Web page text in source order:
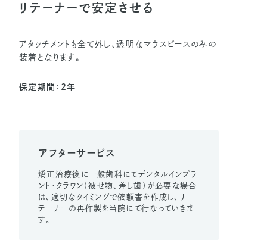
リテーナーで安定させる
アタッチメントも全て外し、透明なマウスピースのみの
装着となります。
保定期間：2年
アフターサービス
矯正治療後に一般歯科にてデンタルインプラ
ント・クラウン（被せ物、差し歯）が必要な場合
は、適切なタイミングで依頼書を作成し、リ
テーナーの再作製を当院にて行なっていきま
す。